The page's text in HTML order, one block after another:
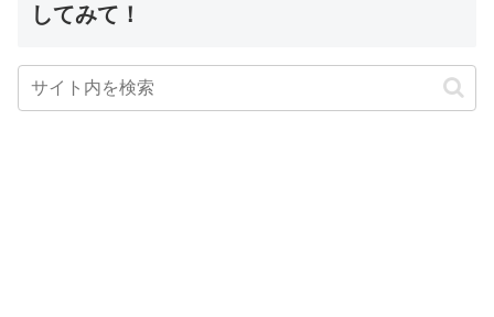
してみて！